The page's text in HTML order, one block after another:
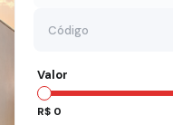
Valor
R$ 0